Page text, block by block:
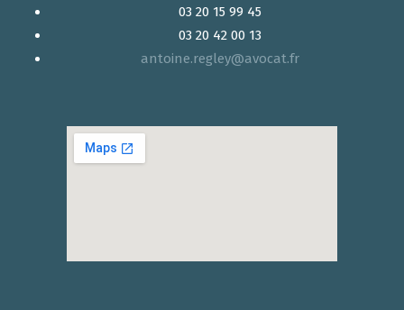
03 20 15 99 45
03 20 42 00 13
antoine.regley@avocat.fr